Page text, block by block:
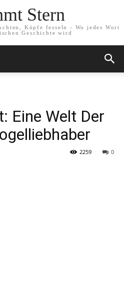
Stern
Köpfe fesseln - Wo jedes Wort
Geschichte wird
Eine Welt Der
0
2259